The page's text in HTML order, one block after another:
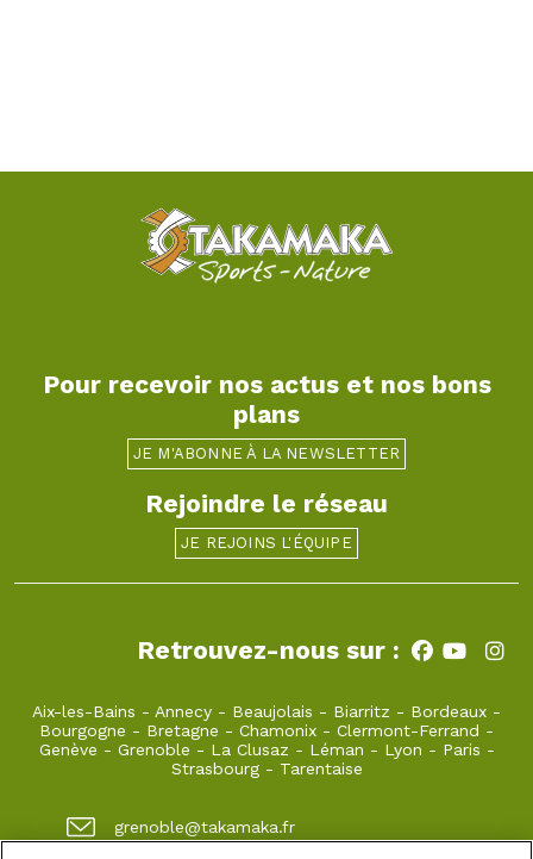
Pour recevoir nos actus et nos bons
plans
JE M'ABONNE À LA NEWSLETTER
Rejoindre le réseau
JE REJOINS L'ÉQUIPE
Retrouvez-nous sur :
Aix-les-Bains - Annecy - Beaujolais - Biarritz - Bordeaux -
Bourgogne - Bretagne - Chamonix - Clermont-Ferrand -
Genève - Grenoble - La Clusaz - Léman - Lyon - Paris -
Strasbourg- Tarentaise
grenoble@takamaka.fr